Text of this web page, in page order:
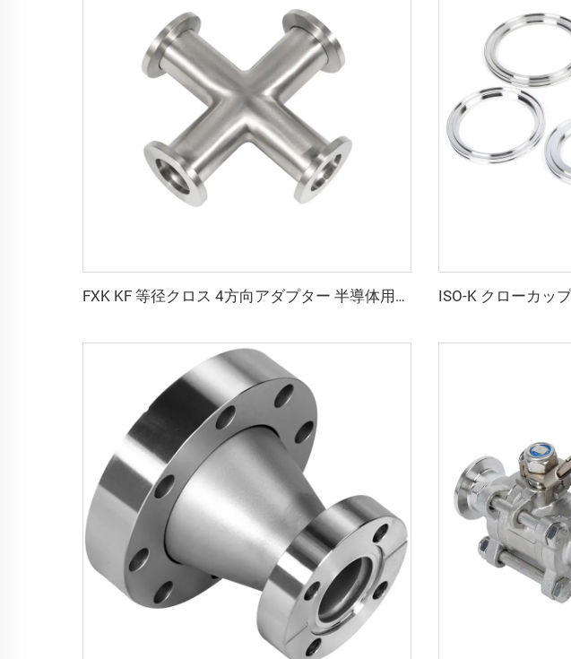
FXK KF 等径クロス 4方向アダプター 半導体用真空フィッティング ステンレススチール SS304/SS316L フランジ